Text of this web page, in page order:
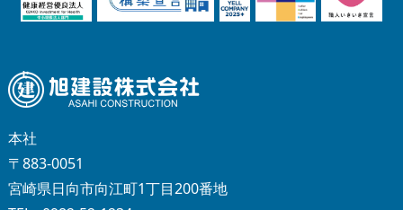
本社
〒883-0051
宮崎県日向市向江町1丁目200番地